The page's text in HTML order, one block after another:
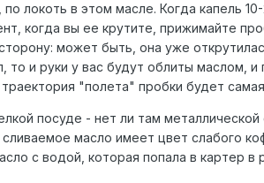
локоть в этом масле. Когда капель 10-
когда вы ее крутите, прижимайте
может быть, она уже
то и руки у вас будут облиты маслом,
"полета" пробки будет
посуде - нет ли там металлической
масло имеет цвет слабого
с водой, которая попала в картер в